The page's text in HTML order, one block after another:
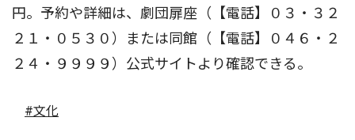
円。予約や詳細は、劇団扉座（【電話】０３・３２
２１・０５３０）または同館（【電話】０４６・２
２４・９９９９）公式サイトより確認できる。
#文化